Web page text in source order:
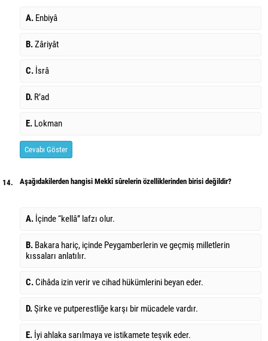
A. Enbiyâ
B.Zâriyât
C. İsrâ
D. R’ad
E. Lokman
Cevabı Göster
14. Aşağıdakilerden hangisi Mekkî sûrelerin özelliklerinden birisi değildir?
A. İçinde “kellâ” lafzı olur.
B. Bakara hariç, içinde Peygamberlerin ve geçmiş milletlerin
kıssaları anlatılır.
C.Cihâda izin verir ve cihad hükümlerini beyan eder.
D.Şirke ve putperestliğe karşı bir mücadele vardır.
E. İyi ahlaka sarılmaya ve istikamete teşvik eder.